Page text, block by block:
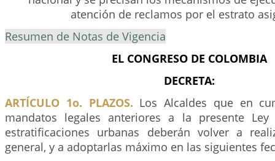
atención de reclamos por el estrato
Resumen de Notas de Vigencia
EL CONGRESO DE COLOMBIA
DECRETA:
ARTÍCULO 1o. PLAZOS. Los Alcaldes que en
mandatos legales anteriores a la presente Ley
estratificaciones urbanas deberán volver a
general, y a adoptarlas máximo en las siguientes